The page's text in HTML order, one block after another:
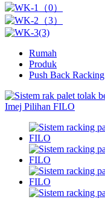
Rumah
Produk
Push Back Racking